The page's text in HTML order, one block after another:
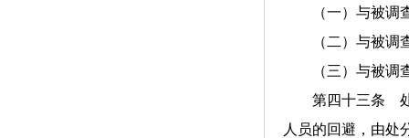
（一）与被调查
（二）与被调查
（三）与被调查
第四十三条 处分
人员的回避，由处